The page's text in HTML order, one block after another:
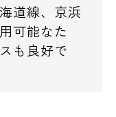
道線、京浜
可能なた
も良好で